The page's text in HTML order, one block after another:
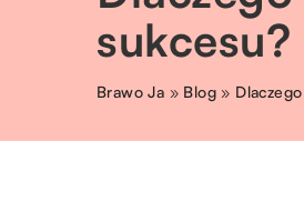
sukcesu?
Brawo Ja » Blog »